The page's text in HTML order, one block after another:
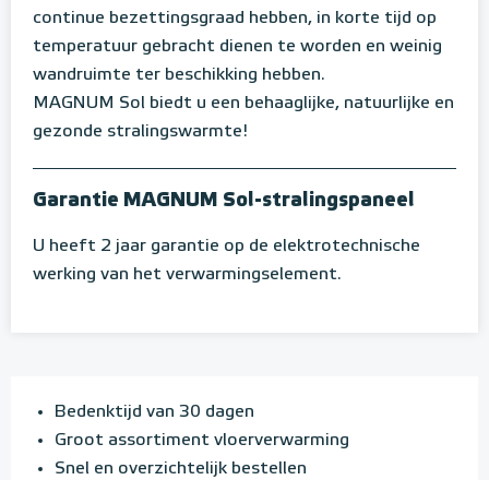
continue bezettingsgraad hebben, in korte tijd op
temperatuur gebracht dienen te worden en weinig
wandruimte ter beschikking hebben.
MAGNUM Sol biedt u een behaaglijke, natuurlijke en
gezonde stralingswarmte!
Garantie MAGNUM Sol-stralingspaneel
U heeft 2 jaar garantie op de elektrotechnische
werking van het verwarmingselement.
Bedenktijd van 30 dagen
Groot assortiment vloerverwarming
Snel en overzichtelijk bestellen